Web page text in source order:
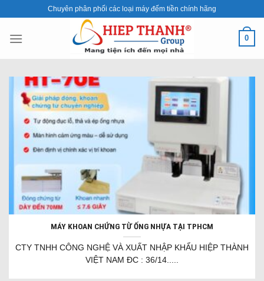
content
Chuyên phân phối các loại máy đếm tiền chính hãng
0
MÁY KHOAN CHỨNG TỪ ỐNG NHỰA TẠI TPHCM
CTY TNHH CÔNG NGHỆ VÀ XUẤT NHẬP KHẨU HIỆP THÀNH
VIỆT NAM ĐC : 36/14.....